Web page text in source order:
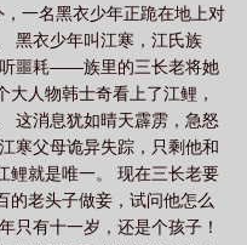
一名黑衣少年正跪在地上对
黑衣少年叫江寒，江氏族
听噩耗——族里的三长老将她
人物韩士奇看上了江鲤，
这消息犹如晴天霹雳，急怒
寒父母诡异失踪，只剩他和
鲤就是唯一。 现在三长老要
的老头子做妾，试问他怎么
只有十一岁，还是个孩子！